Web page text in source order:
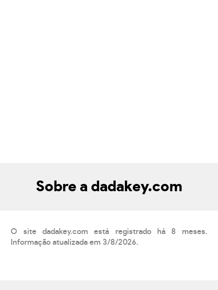
Sobre a dadakey.com
O site dadakey.com está registrado há 8 meses.
Informação atualizada em 3/8/2026.